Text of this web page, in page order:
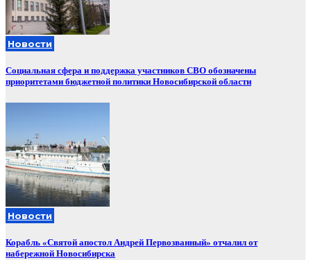
Новости
Социальная сфера и поддержка участников СВО обозначены
приоритетами бюджетной политики Новосибирской области
Новости
Корабль «Святой апостол Андрей Первозванный» отчалил от
набережной Новосибирска